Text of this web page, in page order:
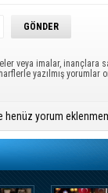
veya imalar, inançlara
yazılmış yorumlar
henüz yorum